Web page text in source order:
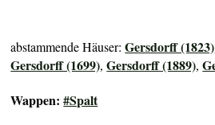
abstammende Häuser:Gersdorff (1823)
Gersdorff (1699),Gersdorff (1889),
Wappen:#Spalt